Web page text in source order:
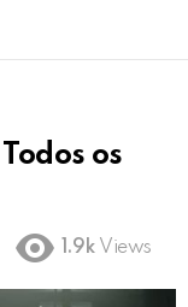
os
1.9k Views